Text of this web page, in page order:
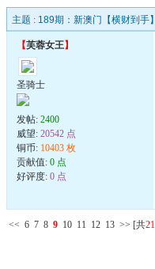
主题 : 189期：新澳门【横财
【芙蓉女王】
圣骑士
发帖: 2400
威望: 20542 点
铜币: 10403 枚
贡献值: 0 点
好评度: 0 点
<< 6 7 8 9 10 11 12 13 >> [共21